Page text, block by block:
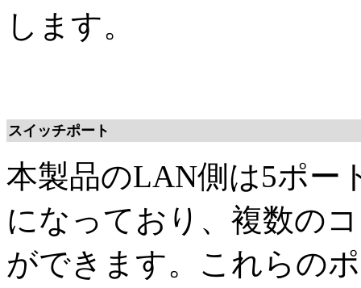
します。
スイッチポート
本製品のLAN側は5ポー
になっており、複数の
ができます。これらの